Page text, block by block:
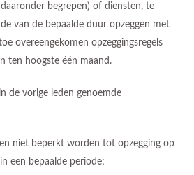
begrepen) of diensten, te
van de bepaalde duur opzeggen met
overeengekomen opzeggingsregels
ten hoogste één maand.
de vorige leden genoemde
niet beperkt worden tot opzegging op
een bepaalde periode;